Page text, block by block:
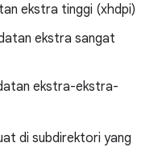
ekstra tinggi (xhdpi)
ekstra sangat
ekstra-ekstra-
di subdirektori yang